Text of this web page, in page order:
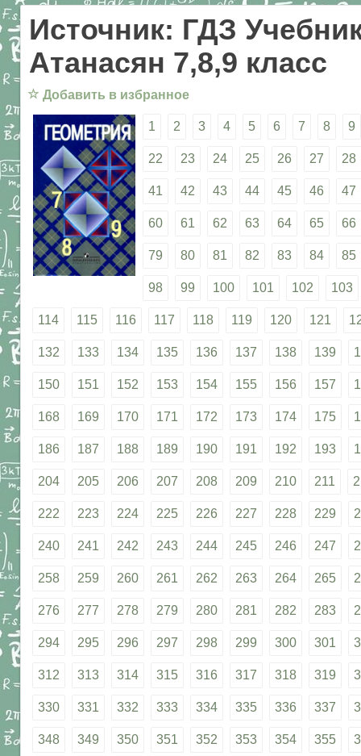
Источник: ГДЗ
Атанасян 7,8,9 класс
☆ Добавить в избранное
1 2 3 4 5 6 7 8 9
22 23 24 25 26 27 28
41 42 43 44 45 46 47
60 61 62 63 64 65 66
79 80 81 82 83 84 85
98 99 100 101 102 103
114 115 116 117 118 119 120 121
132 133 134 135 136 137 138 139
150 151 152 153 154 155 156 157
168 169 170 171 172 173 174 175
186 187 188 189 190 191 192 193
204 205 206 207 208 209 210 211
222 223 224 225 226 227 228 229
240 241 242 243 244 245 246 247
258 259 260 261 262 263 264 265
276 277 278 279 280 281 282 283
294 295 296 297 298 299 300 301
312 313 314 315 316 317 318 319
330 331 332 333 334 335 336 337
348 349 350 351 352 353 354 355